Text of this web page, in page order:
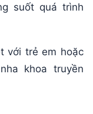
suốt quá trình
với trẻ em hoặc
khoa truyền